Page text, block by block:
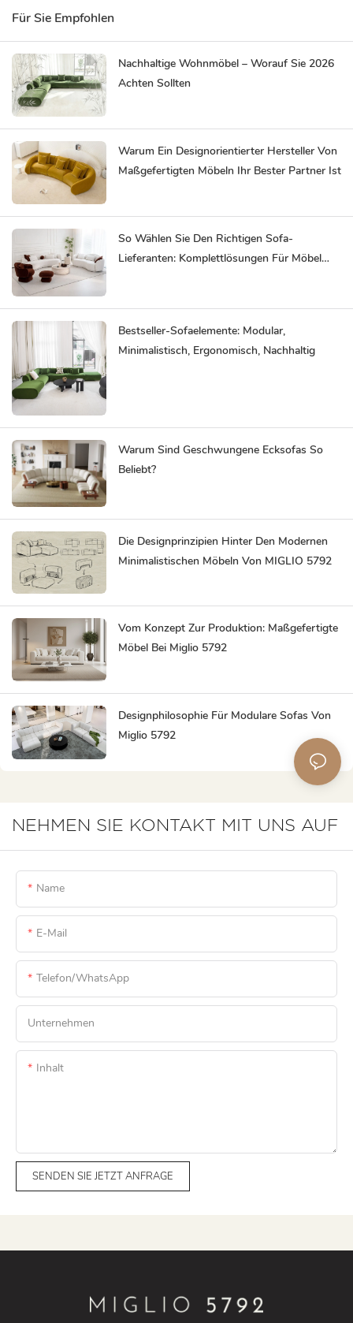
Für Sie Empfohlen
Nachhaltige Wohnmöbel – Worauf Sie 2026
Achten Sollten
Warum Ein Designorientierter Hersteller Von
Maßgefertigten Möbeln Ihr Bester Partner Ist
So Wählen Sie Den Richtigen Sofa-
Lieferanten: Komplettlösungen Für Möbel
Bestseller-Sofaelemente: Modular,
Minimalistisch, Ergonomisch, Nachhaltig
Warum Sind Geschwungene Ecksofas So
Beliebt?
Die Designprinzipien Hinter Den Modernen
Minimalistischen Möbeln Von MIGLIO 5792
Vom Konzept Zur Produktion: Maßgefertigte
Möbel Bei Miglio 5792
Designphilosophie Für Modulare Sofas Von
Miglio 5792
NEHMEN SIE KONTAKT MIT UNS AUF
Name
E-Mail
Telefon/WhatsApp
Unternehmen
Inhalt
SENDEN SIE JETZT ANFRAGE